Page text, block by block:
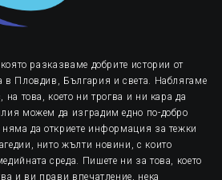
разказваме добрите истории от
в Пловдив, България и света. Наблягаме
на това, което ни трогва и ни кара да
можем да изградим едно по-добро
да откриете информация за тежки
нито жълти новини, с които
среда. Пишете ни за това, което
и ви прави впечатление, нека